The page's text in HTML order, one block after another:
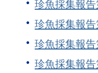
珍魚採集報
珍魚採集報
珍魚採集報
珍魚採集報